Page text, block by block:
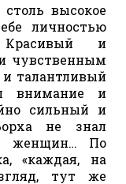
высокое
личностью
Красивый и
чувственным
талантливый
внимание и
сильный и
не знал
женщин… По
«каждая, на
тут же